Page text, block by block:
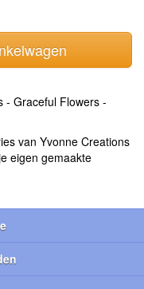
- Graceful Flowers -
van Yvonne Creations
eigen gemaakte